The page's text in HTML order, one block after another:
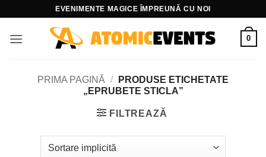
content
EVENIMENTE MAGICE ÎMPREUNĂ CU NOI
0
PRIMA PAGINĂ /
PRODUSE ETICHETATE
„EPRUBETE STICLA”
FILTREAZĂ